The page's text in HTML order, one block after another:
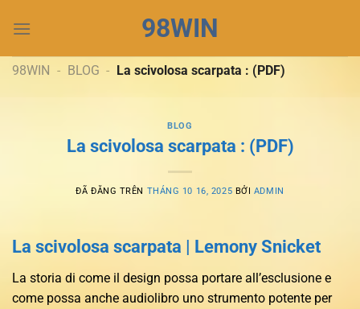
đến
dung
98WIN
98WIN - BLOG - La scivolosa scarpata : (PDF)
BLOG
La scivolosa scarpata : (PDF)
ĐÃ ĐĂNG TRÊN THÁNG 10 16, 2025 BỞI ADMIN
La scivolosa scarpata | Lemony Snicket
La storia di come il design possa portare all’esclusione e
come possa anche audiolibro uno strumento potente per